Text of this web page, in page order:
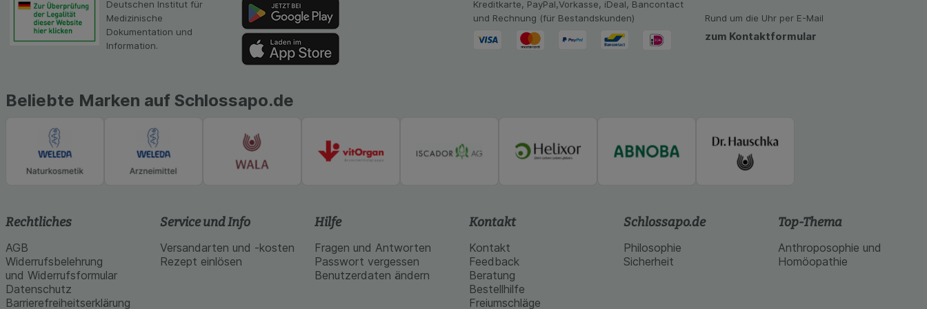
gestalten. Bitte beachten Sie, dass Daten hierfür teilweise an Dritte wie z.B. Google oder soziale
Medien übertragen werden.
Deutschen Institut für
Medizinische
Dokumentation und
Information.
Kreditkarte, PayPal,Vorkasse, iDeal, Bancontact
und Rechnung (für Bestandskunden)
Rund um die Uhr per E-Mail
zum Kontaktformular
Beliebte Marken auf Schlossapo.de
Rechtliches
AGB
Widerrufsbelehrung
und Widerrufsformular
Datenschutz
Barrierefreiheitserklärung
Service und Info
Versandarten und -kosten
Rezept einlösen
Hilfe
Fragen und Antworten
Passwort vergessen
Benutzerdaten ändern
Kontakt
Kontakt
Feedback
Beratung
Bestellhilfe
Freiumschläge
Schlossapo.de
Philosophie
Sicherheit
Top-Thema
Anthroposophie und
Homöopathie